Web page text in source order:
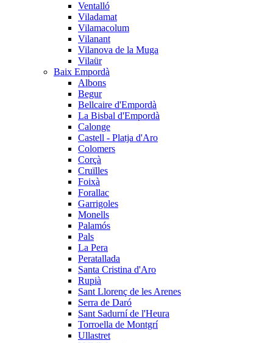
Ventalló
Viladamat
Vilamacolum
Vilanant
Vilanova de la Muga
Vilaür
Baix Empordà
Albons
Begur
Bellcaire d'Empordà
La Bisbal d'Empordà
Calonge
Castell - Platja d'Aro
Colomers
Corçà
Cruïlles
Foixà
Forallac
Garrigoles
Monells
Palamós
Pals
La Pera
Peratallada
Santa Cristina d'Aro
Rupià
Sant Llorenç de les Arenes
Serra de Daró
Sant Sadurní de l'Heura
Torroella de Montgrí
Ullastret